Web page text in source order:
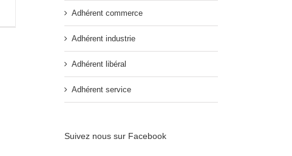
Adhérent commerce
Adhérent industrie
Adhérent libéral
Adhérent service
Suivez nous sur Facebook